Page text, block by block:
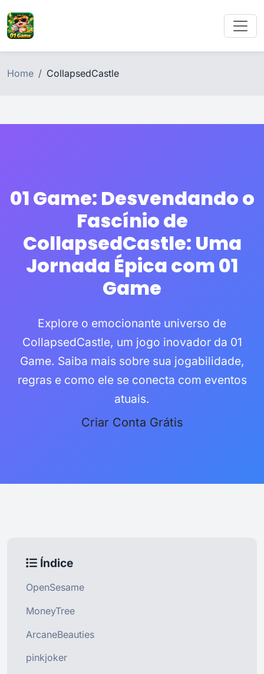
Home CollapsedCastle
01 Game: Desvendando o
Fascínio de
CollapsedCastle: Uma
Jornada Épica com 01
Game
Explore o emocionante universo de
CollapsedCastle, um jogo inovador da 01
Game. Saiba mais sobre sua jogabilidade,
regras e como ele se conecta com eventos
atuais.
Criar Conta Grátis
Índice
OpenSesame
MoneyTree
ArcaneBeauties
pinkjoker